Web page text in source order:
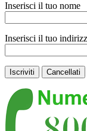
Inserisci il tuo nome
Inserisci il tuo